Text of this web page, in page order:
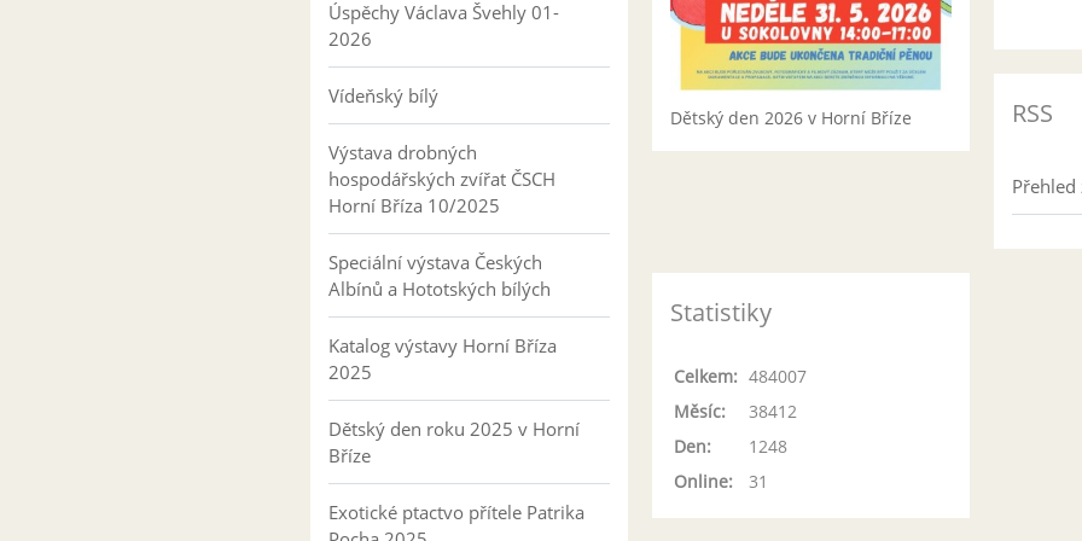
Úspěchy Václava Švehly 01-
2026
Vídeňský bílý
Výstava drobných
hospodářských zvířat ČSCH
Horní Bříza 10/2025
Speciální výstava Českých
Albínů a Hototských bílých
Katalog výstavy Horní Bříza
2025
Dětský den roku 2025 v Horní
Bříze
Exotické ptactvo přítele Patrika
Dětský den 2026 v Horní Bříze RSS
Statistiky
Online: 31
Celkem: 484007
Měsíc:
38412
Den:
1248